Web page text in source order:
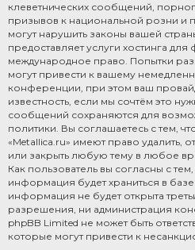
клеветнических сообщений,
призывов к национальной розни и
могут нарушить законы вашей
предоставляет услуги хостинга
международное право. Попытки
могут привести к вашему
конференции, при этом ваш
известность, если мы сочтём это
сообщений сохраняются для
политики. Вы соглашаетесь с тем,
«Metallica.ru» имеют право удалить,
или закрыть любую тему в любое
Как пользователь вы согласны с
информация будет храниться в базе
информация не будет открыта
разрешения, ни администрация
phpBB Limited не может быть
которые могут привести к